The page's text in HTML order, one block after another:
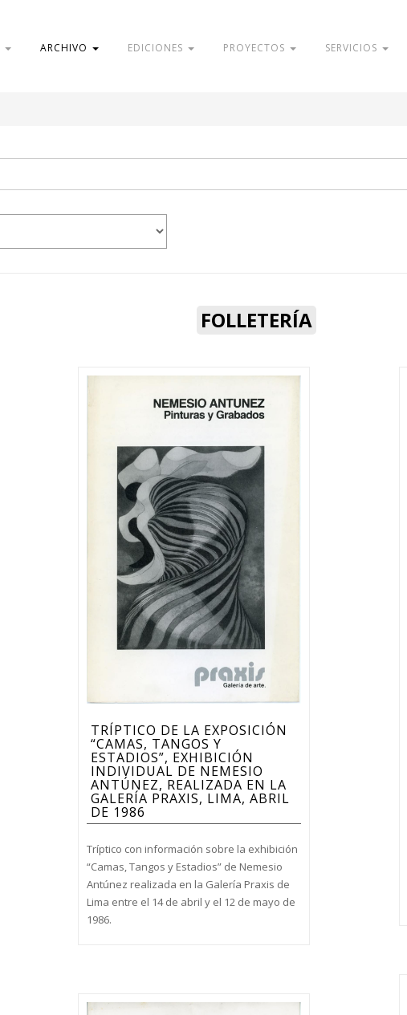
ARCHIVO EDICIONES PROYECTOS SERVICIOS
FOLLETERÍA
TRÍPTICO DE LA EXPOSICIÓN
“CAMAS, TANGOS Y
ESTADIOS”, EXHIBICIÓN
INDIVIDUAL DE NEMESIO
ANTÚNEZ, REALIZADA EN LA
GALERÍA PRAXIS, LIMA, ABRIL
DE 1986
Tríptico con información sobre la exhibición
“Camas, Tangos y Estadios” de Nemesio
Antúnez realizada en la Galería Praxis de
Lima entre el 14 de abril y el 12 de mayo de
1986.